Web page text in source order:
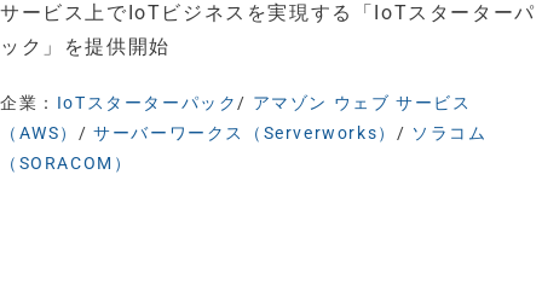
サービス上でIoTビジネスを実現する「IoTスターターパ
ック」を提供開始
企業： IoTスターターパック/ アマゾン ウェブ サービス
（AWS） /サーバーワークス（Serverworks） / ソラコム
（SORACOM）